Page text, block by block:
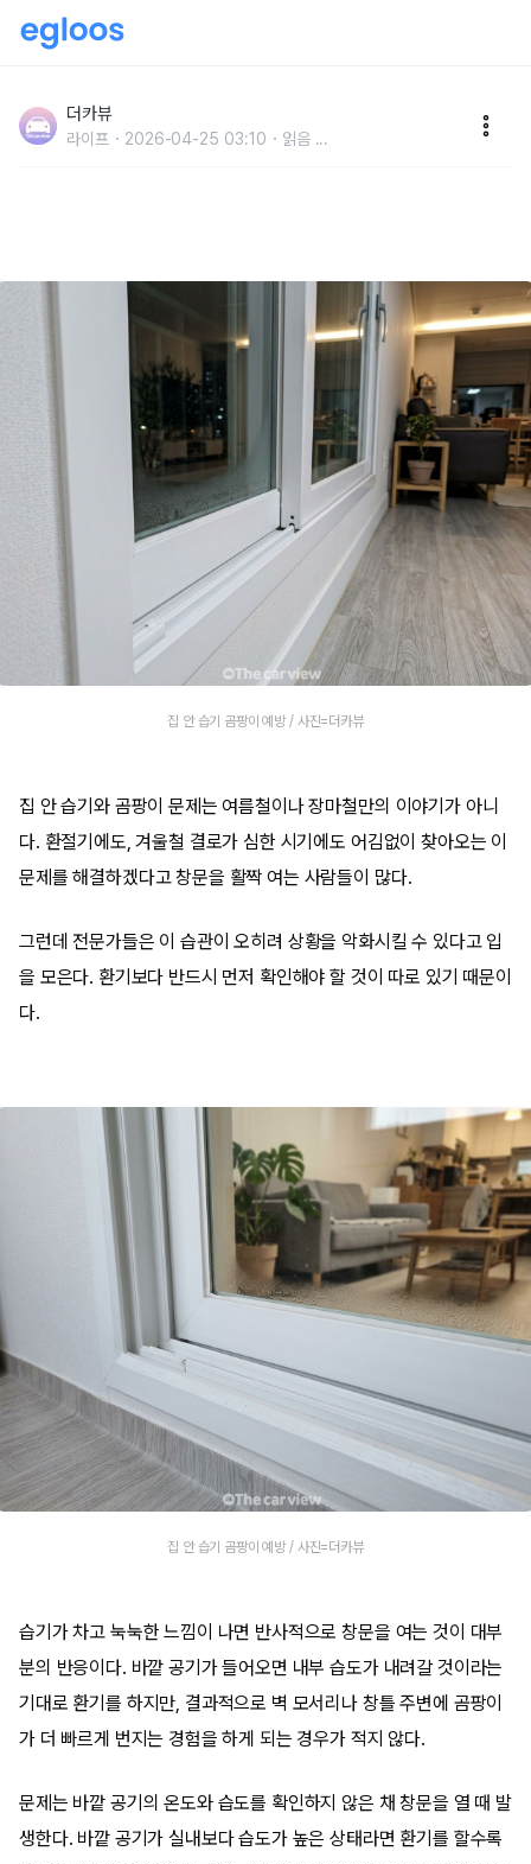
문가가 습기 점검할 때 가장 먼저 들여다보는 집 안 의외
의 장소
더카뷰
라이프 2026-04-25 03:10 읽음 ...
집 안 습기 곰팡이 예방 / 사진=더카뷰
집 안 습기와 곰팡이 문제는 여름철이나 장마철만의 이야기가 아니
다. 환절기에도, 겨울철 결로가 심한 시기에도 어김없이 찾아오는 이
문제를 해결하겠다고 창문을 활짝 여는 사람들이 많다.
그런데 전문가들은 이 습관이 오히려 상황을 악화시킬 수 있다고 입
을 모은다. 환기보다 반드시 먼저 확인해야 할 것이 따로 있기 때문이
다.
집 안 습기 곰팡이 예방 / 사진=더카뷰
습기가 차고 눅눅한 느낌이 나면 반사적으로 창문을 여는 것이 대부
분의 반응이다. 바깥 공기가 들어오면 내부 습도가 내려갈 것이라는
기대로 환기를 하지만, 결과적으로 벽 모서리나 창틀 주변에 곰팡이
가 더 빠르게 번지는 경험을 하게 되는 경우가 적지 않다.
문제는 바깥 공기의 온도와 습도를 확인하지 않은 채 창문을 열 때 발
생한다. 바깥 공기가 실내보다 습도가 높은 상태라면 환기를 할수록